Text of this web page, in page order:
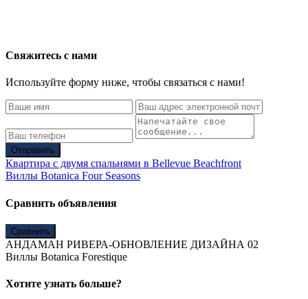
Свяжитесь с нами
Используйте форму ниже, чтобы связаться с нами!
Отправить
Квартира с двумя спальнями в Bellevue Beachfront
Виллы Botanica Four Seasons
Сравнить объявления
Сравнить
АНДАМАН РИВЕРА-ОБНОВЛЕНИЕ ДИЗАЙНА 02
Виллы Botanica Forestique
Хотите узнать больше?